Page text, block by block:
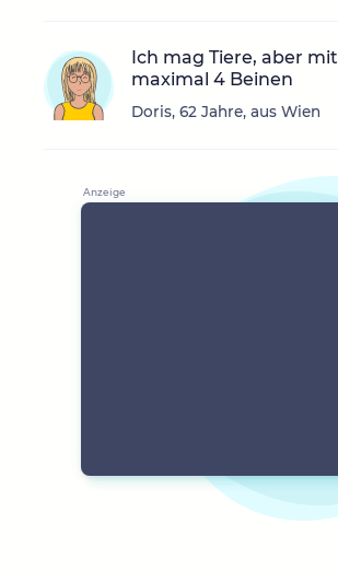
Ich mag Tiere, aber mit
maximal 4 Beinen
Doris, 62 Jahre, aus Wien